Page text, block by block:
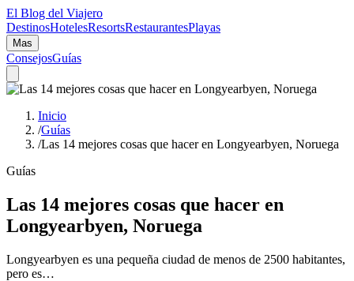
El Blog del Viajero
DestinosHotelesResortsRestaurantesPlayas
Mas
ConsejosGuías
Inicio
/Guías
/Las 14 mejores cosas que hacer en Longyearbyen, Noruega
Guías
Las 14 mejores cosas que hacer en
Longyearbyen, Noruega
Longyearbyen es una pequeña ciudad de menos de 2500 habitantes,
pero es…